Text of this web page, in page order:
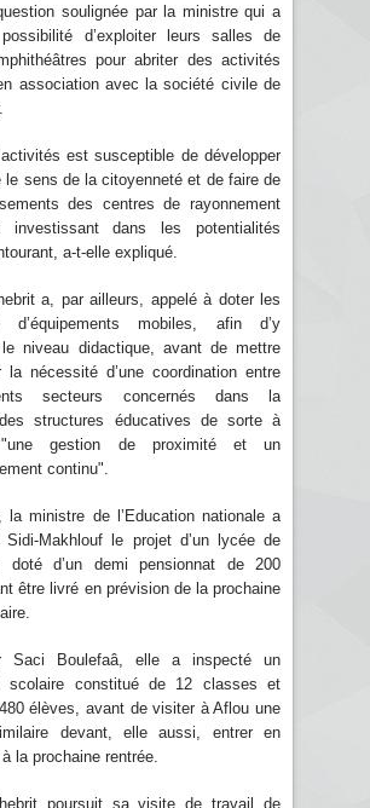
soulignée par la ministre qui a
d’exploiter leurs salles de
pour abriter des activités
association avec la société civile de
est susceptible de développer
le sens de la citoyenneté et de faire de
des centres de rayonnement
investissant dans les potentialités
a-t-elle expliqué.
a, par ailleurs, appelé à doter les
d’équipements mobiles, afin d’y
le niveau didactique, avant de mettre
la nécessité d’une coordination entre
secteurs concernés dans la
structures éducatives de sorte à
"une gestion de proximité et un
continu".
la ministre de l’Education nationale a
Makhlouf le projet d’un lycée de
doté d’un demi pensionnat de 200
être livré en prévision de la prochaine
Saci Boulefaâ, elle a inspecté un
scolaire constitué de 12 classes et
élèves, avant de visiter à Aflou une
devant, elle aussi, entrer en
la prochaine rentrée.
poursuit sa visite de travail de